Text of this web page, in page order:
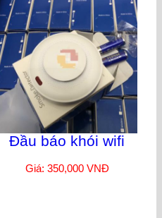
Đầu báo khói wifi
Giá: 350,000 VNĐ